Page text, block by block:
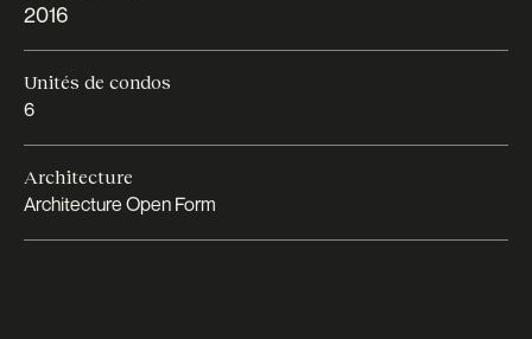
2016
Unités de condos
6
Architecture
Architecture Open Form